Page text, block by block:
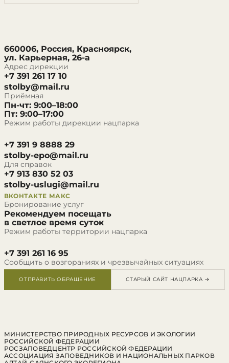
660006, Россия, Красноярск,
ул. Карьерная, 26-а
Адрес дирекции
+7 391 261 17 10
stolby@mail.ru
Приёмная
Пн-чт: 9:00–18:00
Пт: 9:00–17:00
Режим работы дирекции нацпарка
+7 391 9 8888 29
stolby-epo@mail.ru
Для справок
+7 913 830 52 03
stolby-uslugi@mail.ru
ВКОНТАКТЕ МАКС
Бронирование услуг
Рекомендуем посещать
в светлое время суток
Режим работы территории нацпарка
+7 391 261 16 95
Сообщить о возгораниях и чрезвычайных ситуациях
ОТПРАВИТЬ ОБРАЩЕНИЕ СТАРЫЙ САЙТ НАЦПАРКА →
МИНИСТЕРСТВО ПРИРОДНЫХ РЕСУРСОВ И ЭКОЛОГИИ
РОССИЙСКОЙ ФЕДЕРАЦИИ
РОСЗАПОВЕДЦЕНТР РОССИЙСКОЙ ФЕДЕРАЦИИ
АССОЦИАЦИЯ ЗАПОВЕДНИКОВ И НАЦИОНАЛЬНЫХ ПАРКОВ